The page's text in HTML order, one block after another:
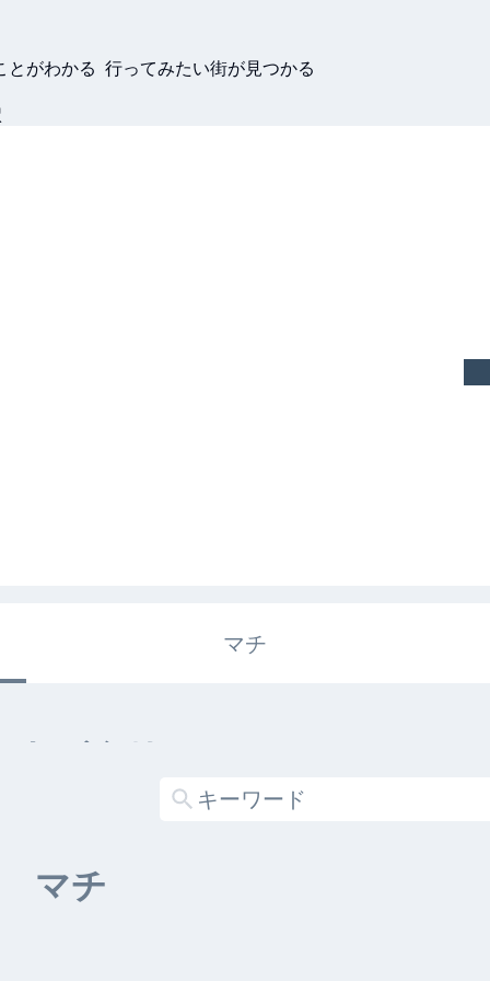
とがわかる 行ってみたい街が見つかる
マチ
キガタリ
マチ